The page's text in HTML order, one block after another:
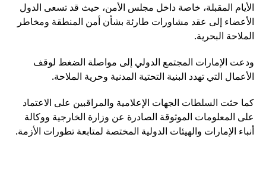
الأيام المقبلة، خاصة داخل مجلس الأمن، حيث قد تسعى الدول
الأعضاء إلى عقد مشاورات طارئة بشأن أمن المنطقة ومخاطر
الملاحة البحرية.
ودعت الإمارات المجتمع الدولي إلى مواصلة الضغط لوقف
الأعمال التي تهدد البنية التحتية المدنية وحرية الملاحة.
كما حثت السلطات الجهات الإعلامية والمراقبين على الاعتماد
على المعلومات الموثوقة الصادرة عن وزارة الخارجية ووكالة
أنباء الإمارات والهيئات الدولية المختصة لمتابعة تطورات الأزمة.